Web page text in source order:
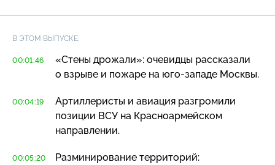
В ЭТОМ ВЫПУСКЕ:
00:01:46
«Стены дрожали»: очевидцы рассказали
о взрыве и пожаре на юго-западе Москвы.
00:04:19
Артиллеристы и авиация разгромили
позиции ВСУ на Красноармейском
направлении.
00:05:20
Разминирование территорий: